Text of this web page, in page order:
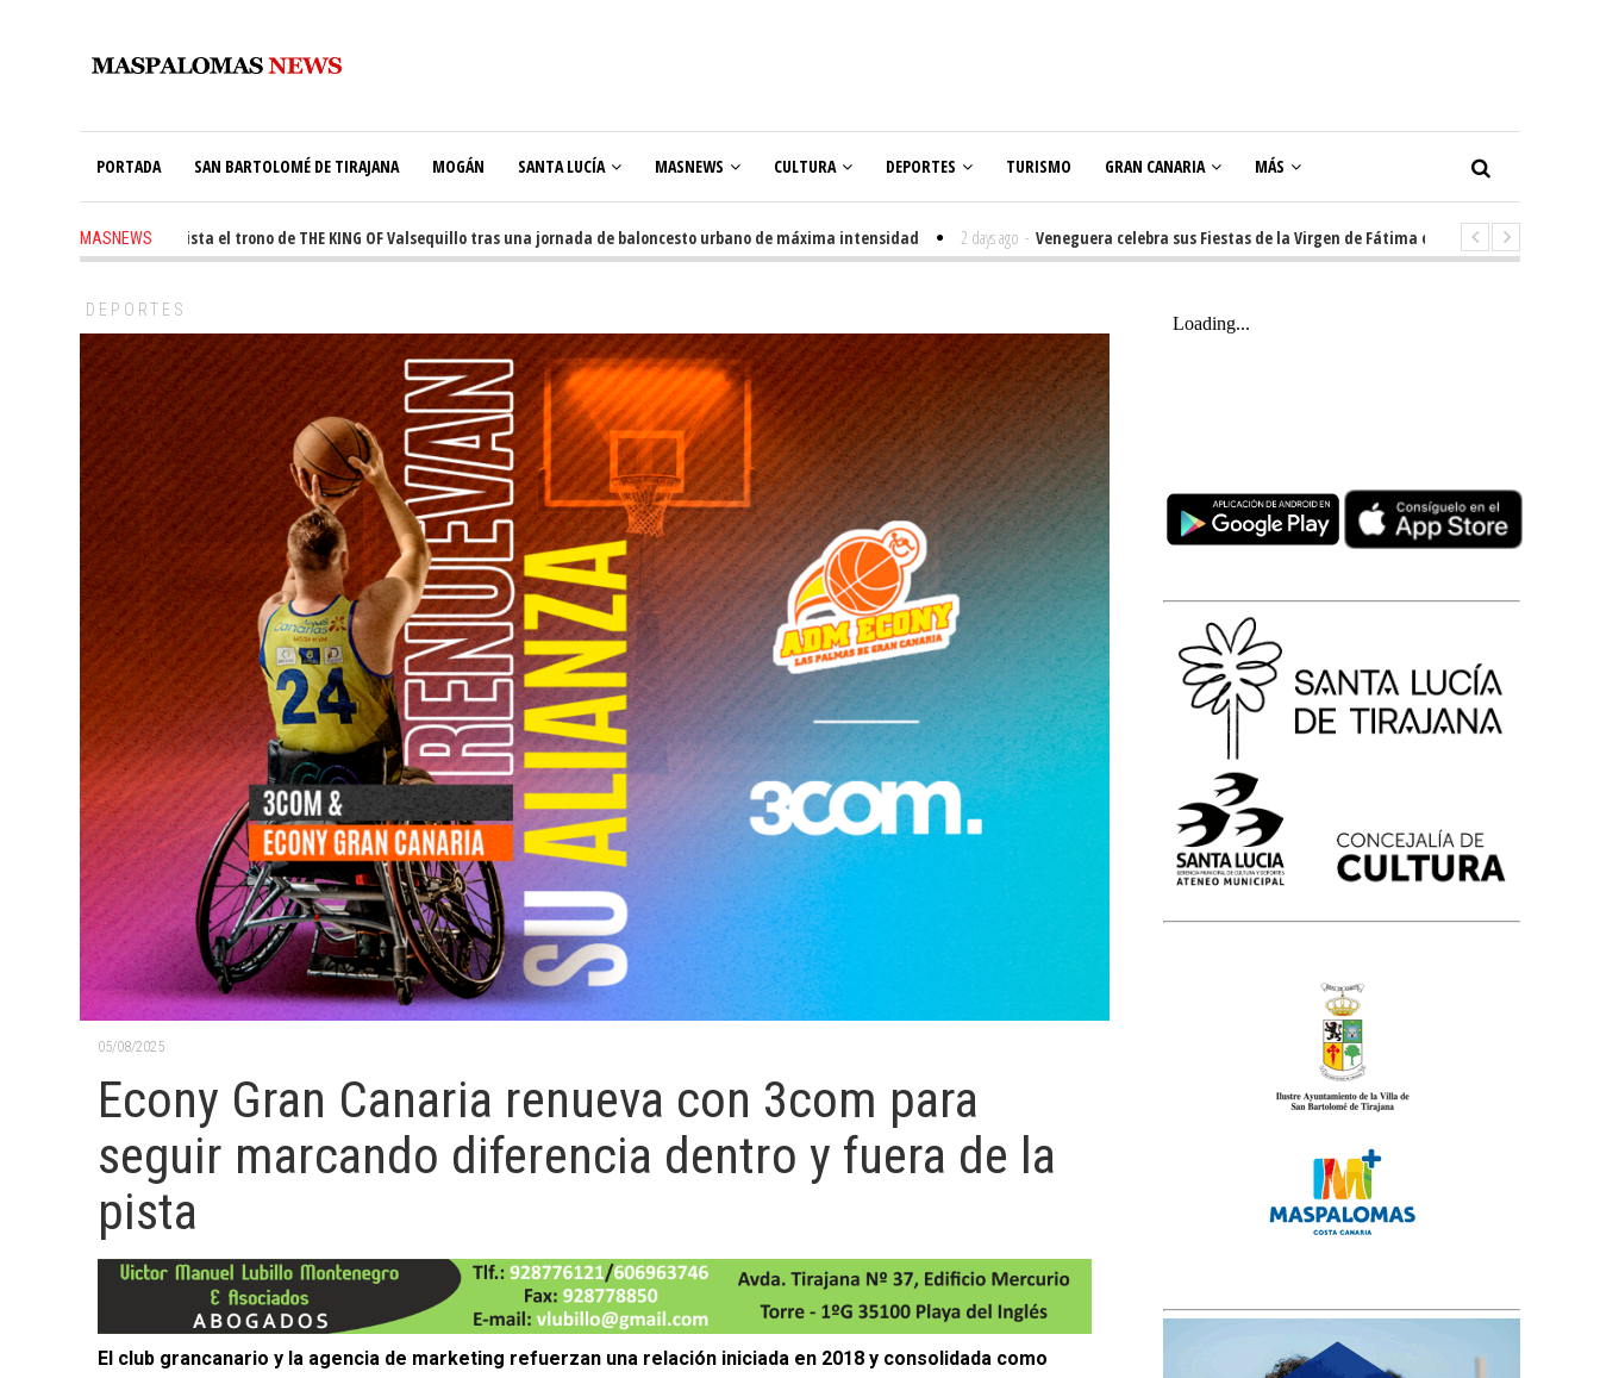
PORTADA SAN BARTOLOMÉ DE TIRAJANA MOGÁN SANTA LUCÍA MASNEWS CULTURA DEPORTES TURISMO GRAN CANARIA MÁS
MASNEWS
Ale Martín conquista el trono de THE KING OF Valsequillo tras una jornada de baloncesto urbano de máxima intensidad 2 days ago - Veneguera celebra sus Fiestas de la Virgen de Fátima con diez días de tradición,
DEPORTES
05/08/2025
Econy Gran Canaria renueva con 3com para
seguir marcando diferencia dentro y fuera de la
pista
El club grancanario y la agencia de marketing refuerzan una relación iniciada en 2018 y consolidada como